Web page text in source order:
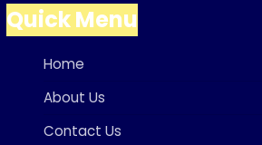
Quick Menu
Home
About Us
Contact Us